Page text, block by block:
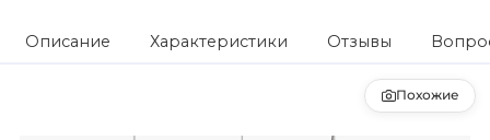
Описание Характеристики Отзывы
Похожие